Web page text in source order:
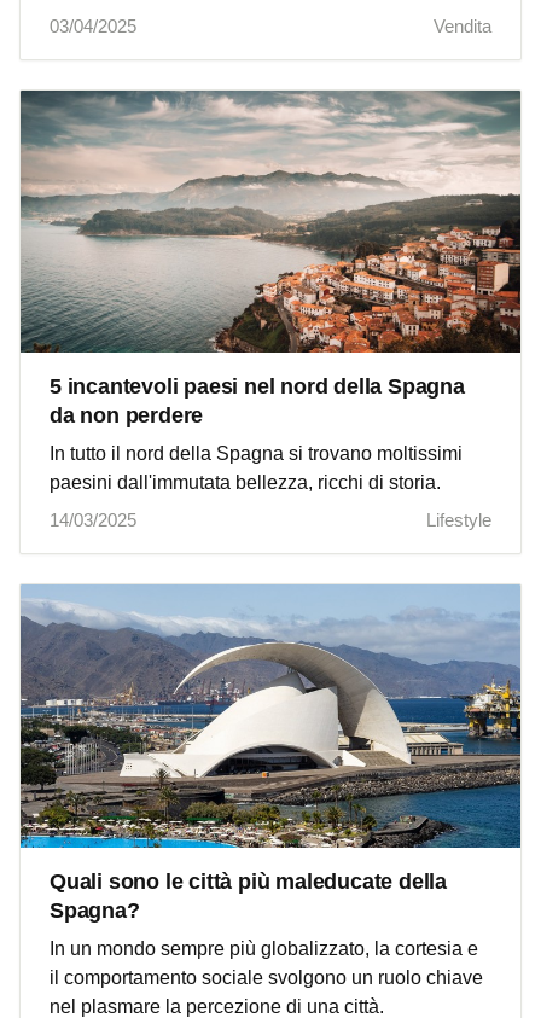
03/04/2025
Vendita
5 incantevoli paesi nel nord della Spagna
da non perdere
In tutto il nord della Spagna si trovano moltissimi
paesini dall'immutata bellezza, ricchi di storia.
14/03/2025
Lifestyle
Quali sono le città più maleducate della
Spagna?
In un mondo sempre più globalizzato, la cortesia e
il comportamento sociale svolgono un ruolo chiave
nel plasmare la percezione di una città.